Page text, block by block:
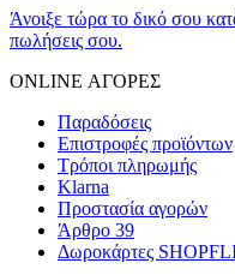
Άνοιξε τώρα το δικό σου
πωλήσεις σου.
ONLINE ΑΓΟΡΕΣ
Παραδόσεις
Επιστροφές προϊόντων
Τρόποι πληρωμής
Klarna
Προστασία αγορών
Άρθρο 39
Δωροκάρτες